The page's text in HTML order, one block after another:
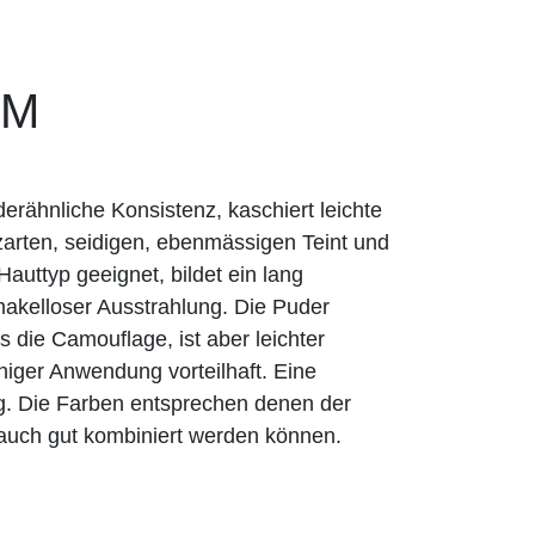
Konsistenz, kaschiert leichte
seidigen, ebenmässigen Teint und
geeignet, bildet ein lang
Ausstrahlung. Die Puder
die Camouflage, ist aber leichter
Anwendung vorteilhaft. Eine
Die Farben entsprechen denen der
gut kombiniert werden können.